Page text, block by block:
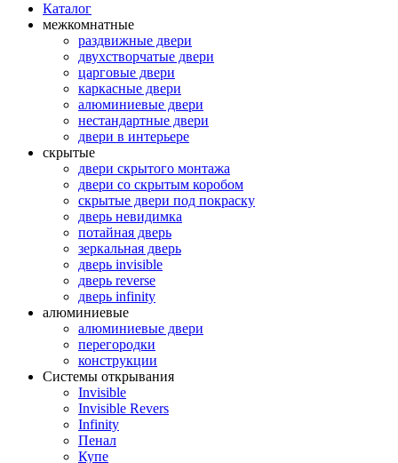
Каталог
межкомнатные
раздвижные двери
двухстворчатые двери
царговые двери
каркасные двери
алюминиевые двери
нестандартные двери
двери в интерьере
скрытые
двери скрытого монтажа
двери со скрытым коробом
скрытые двери под покраску
дверь невидимка
потайная дверь
зеркальная дверь
дверь invisible
дверь reverse
дверь infinity
алюминиевые
алюминиевые двери
перегородки
конструкции
Системы открывания
Invisible
Invisible Revers
Infinity
Пенал
Купе